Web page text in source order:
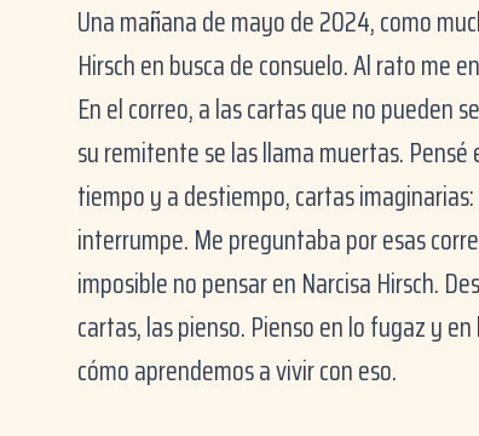
Una mañana de mayo de 2024, como
Hirsch en busca de consuelo. Al rato me
En el correo, a las cartas que no pueden
su remitente se las llama muertas.
tiempo y a destiempo, cartas
interrumpe. Me preguntaba por esas
imposible no pensar en Narcisa Hirsch.
cartas, las pienso. Pienso en lo fugaz y
cómo aprendemos a vivir con eso.